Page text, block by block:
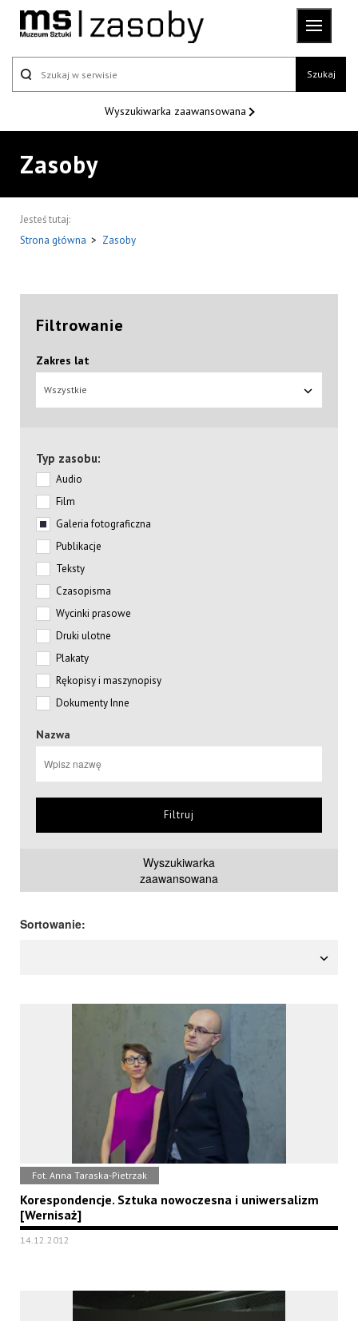
Szukaj
Wyszukiwarka zaawansowana
Zasoby
Jesteś tutaj:
Strona główna > Zasoby
Filtrowanie
Zakres lat
Wszystkie
Typ zasobu:
Audio
Film
Galeria fotograficzna
Publikacje
Teksty
Czasopisma
Wycinki prasowe
Druki ulotne
Plakaty
Rękopisy i maszynopisy
Dokumenty Inne
Nazwa
Filtruj
Wyszukiwarka
zaawansowana
Sortowanie:
Fot. Anna Taraska-Pietrzak
Korespondencje. Sztuka nowoczesna i uniwersalizm
[Wernisaż]
14.12.2012